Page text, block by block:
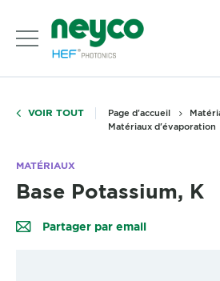
VOIR TOUT Page d'accueil
Matériaux d'évaporation
MATÉRIAUX
Base Potassium, K
Partager par email